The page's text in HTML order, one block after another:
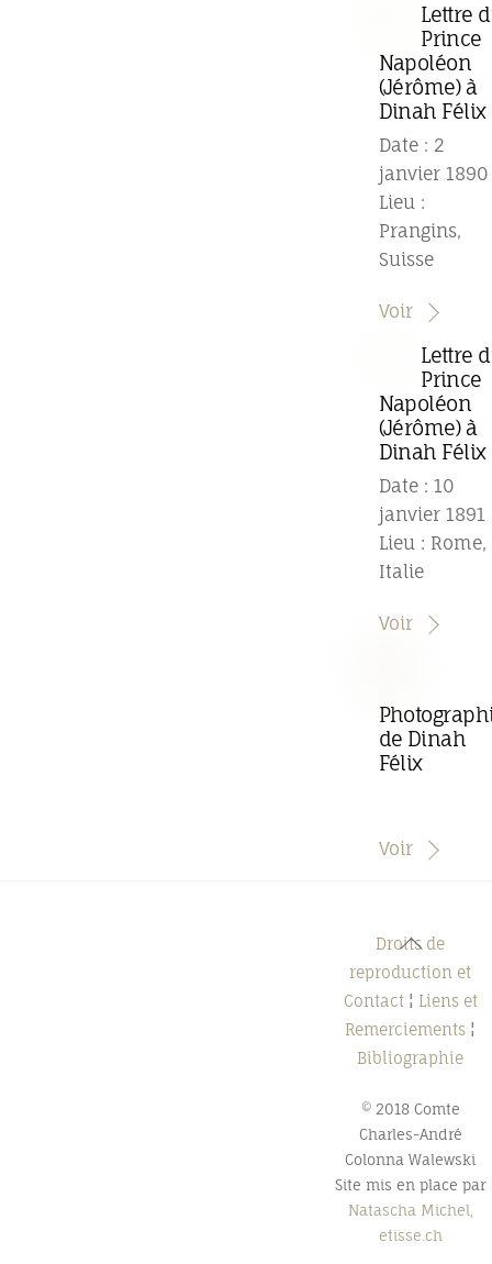
Lettre
Prince
Napoléon
(Jérôme) à
Dinah Félix
Date : 2
janvier 1890
Lieu :
Prangins,
Suisse
Voir
Lettre
Prince
Napoléon
(Jérôme) à
Dinah Félix
Date : 10
janvier 1891
Lieu : Rome,
Italie
Voir
de Dinah
Félix
Voir
Back
To
Top
Droits de
reproduction et
Contact¦ Liens et
Remerciements ¦
Bibliographie
© 2018 Comte
Charles-André
Colonna Walewski
Site mis en place par
Natascha Michel,
etisse.ch